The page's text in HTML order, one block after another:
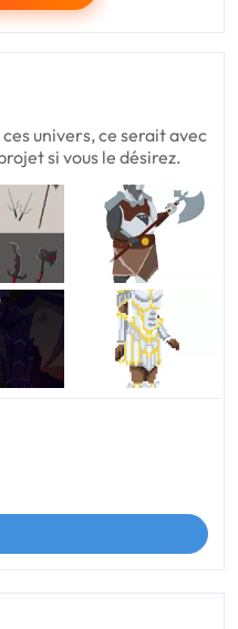
univers, ce serait avec
si vous le désirez.